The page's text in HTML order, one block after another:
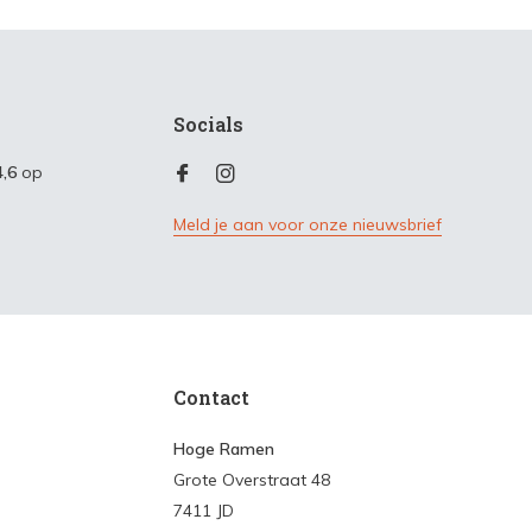
op
Socials
Meld je aan voor onze nieuwsbrief
Contact
Hoge Ramen
Grote Overstraat 48
7411 JD